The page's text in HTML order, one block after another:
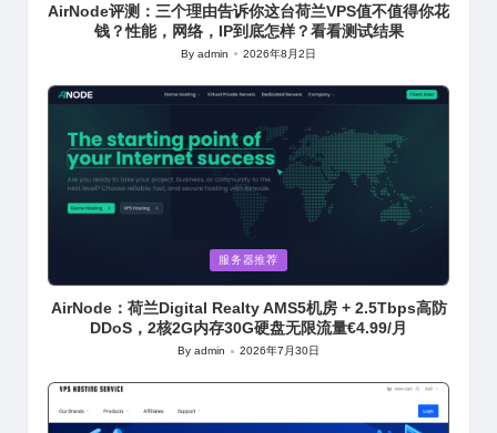
AirNode评测：三个理由告诉你这台荷兰VPS值不值得你花
钱？性能，网络，IP到底怎样？看看测试结果
Posted
Byadmin 2026年8月2日
in
服务器推荐
AirNode：荷兰Digital Realty AMS5机房 + 2.5Tbps高防
DDoS，2核2G内存30G硬盘无限流量€4.99/月
Posted
Byadmin 2026年7月30日